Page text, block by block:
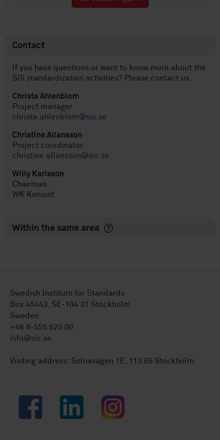
Contact
If you have questions or want to know more about the
SIS standardization activities? Please contact us.
Christa Ahlenblom
Project manager
christa.ahlenblom@sis.se
Christine Allansson
Project coordinator
christine.allansson@sis.se
Willy Karlsson
Chairman
WK Konsult
Within the same area
Swedish Institute for Standards
Box 45443, SE-104 31 Stockholm
Sweden
+46 8-555 520 00
info@sis.se
Visiting address: Solnavägen 1E, 113 65 Stockholm.
Facebook LinkedIn Instagram